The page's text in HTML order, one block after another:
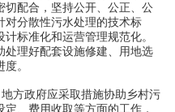
切配合，坚持公开、公正、公
对分散性污水处理的技术标
标准化和运营管理规范化。
处理好配套设施修建、用地选
。
方政府应采取措施协助乡村污
、费用收取等方面的工作，